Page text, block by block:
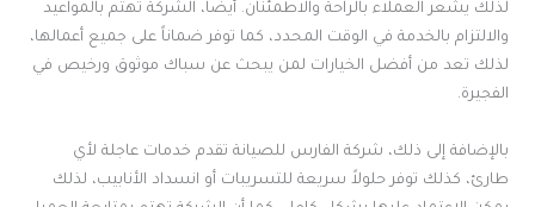
لذلك يشعر العملاء بالراحة والاطمئنان. أيضا، الشركة تهتم بالمواعيد
والالتزام بالخدمة في الوقت المحدد، كما توفر ضماناً على جميع أعمالها،
لذلك تعد من أفضل الخيارات لمن يبحث عن سباك موثوق ورخيص في
الفجيرة.
بالإضافة إلى ذلك، شركة الفارس للصيانة تقدم خدمات عاجلة لأي
طارئ، كذلك توفر حلولاً سريعة للتسريبات أو انسداد الأنابيب، لذلك